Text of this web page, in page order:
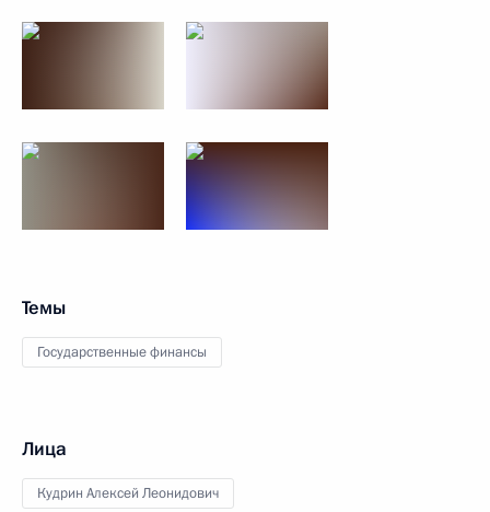
Темы
Государственные финансы
Лица
Кудрин Алексей Леонидович